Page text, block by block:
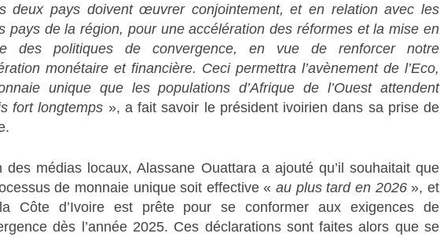
deux pays doivent œuvrer conjointement, et en relation avec les
pays de la région, pour une accélération des réformes et la mise en
des politiques de convergence, en vue de renforcer notre
monétaire et financière. Ceci permettra l’avènement de l’Eco,
unique que les populations d’Afrique de l’Ouest attendent
fort longtemps », a fait savoir le président ivoirien dans sa prise de
des médias locaux, Alassane Ouattara a ajouté qu’il souhaitait que
de monnaie unique soit effective «au plus tard en 2026», et
Côte d’Ivoire est prête pour se conformer aux exigences de
dès l’année 2025. Ces déclarations sont faites alors que se